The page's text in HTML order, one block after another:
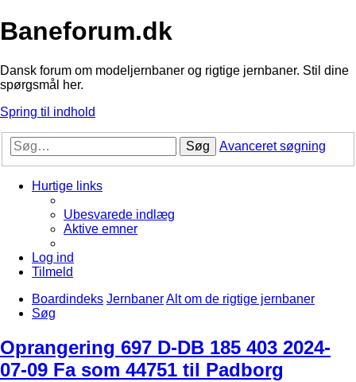
Baneforum.dk
Dansk forum om modeljernbaner og rigtige jernbaner. Stil dine
spørgsmål her.
Spring til indhold
Søg Avanceret søgning
Hurtige links
Ubesvarede indlæg
Aktive emner
Log ind
Tilmeld
Boardindeks JernbanerAlt om de rigtige jernbaner
Søg
Oprangering 697 D-DB 185 403 2024-
07-09 Fa som 44751 til Padborg